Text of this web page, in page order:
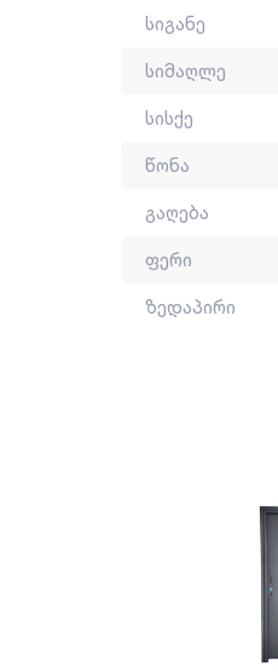
სიგანე
სიმაღლე
სისქე
წონა
გაღება
ფერი
ზედაპირი